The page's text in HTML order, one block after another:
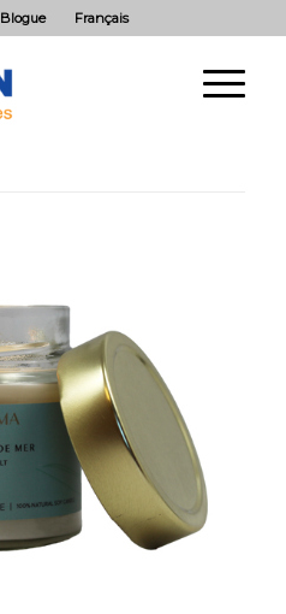
Blogue Français